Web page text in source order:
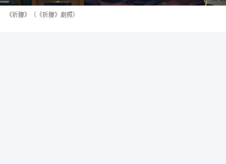
《折腰》（《折腰》劇照）